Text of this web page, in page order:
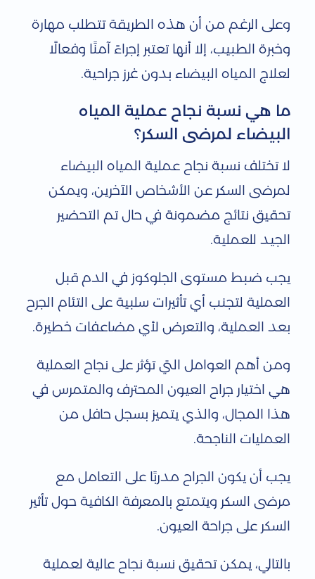
وعلى الرغم من أن هذه الطريقة تتطلب مهارة
وخبرة الطبيب، إلا أنها تعتبر إجراءً آمنًا وفعالًا
لعلاج المياه البيضاء بدون غرز جراحية.
ما هي نسبة نجاح عملية المياه
البيضاء لمرضى السكر؟
لا تختلف نسبة نجاح عملية المياه البيضاء
لمرضى السكر عن الأشخاص الآخرين، ويمكن
تحقيق نتائج مضمونة في حال تم التحضير
الجيد للعملية.
يجب ضبط مستوى الجلوكوز في الدم قبل
العملية لتجنب أي تأثيرات سلبية على التئام الجرح
بعد العملية، والتعرض لأي مضاعفات خطيرة.
ومن أهم العوامل التي تؤثر على نجاح العملية
هي اختيار جراح العيون المحترف والمتمرس في
هذا المجال، والذي يتميز بسجل حافل من
العمليات الناجحة.
يجب أن يكون الجراح مدربًا على التعامل مع
مرضى السكر ويتمتع بالمعرفة الكافية حول تأثير
السكر على جراحة العيون.
بالتالي، يمكن تحقيق نسبة نجاح عالية لعملية